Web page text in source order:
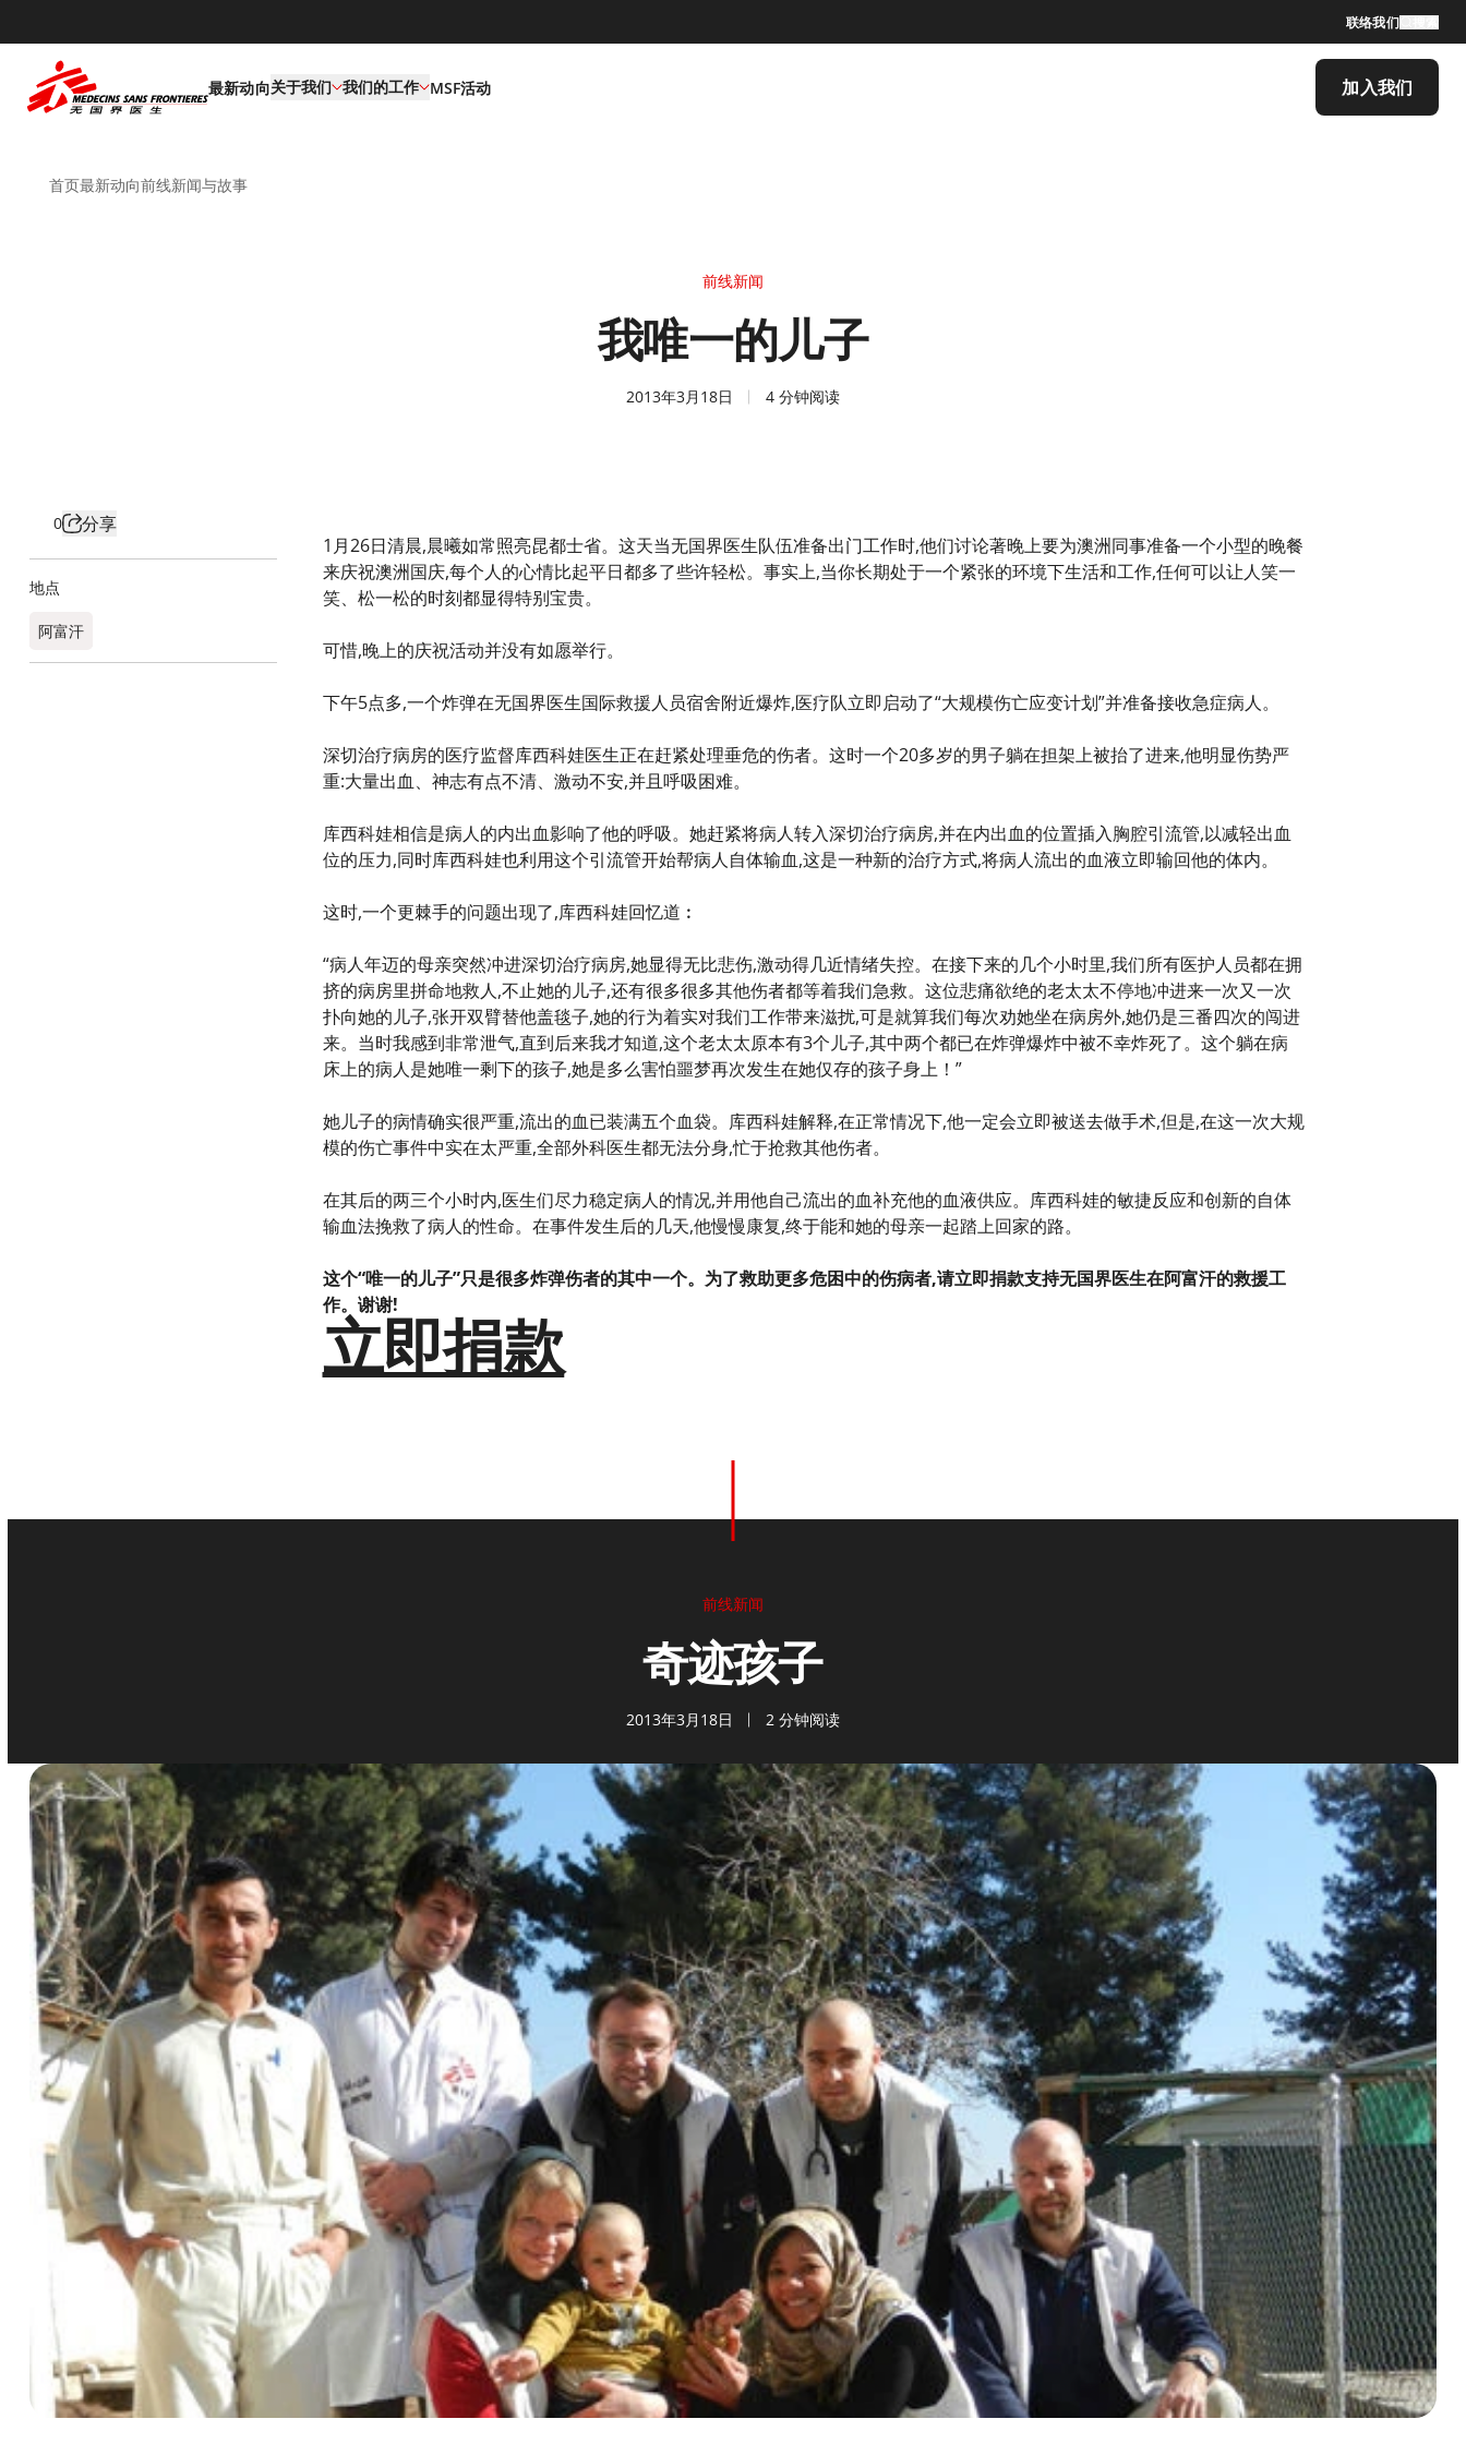
联络我们
最新动向关于我们 我们的工作 MSF活动 加入我们
首页最新动向前线新闻与故事
前线新闻
我唯一的儿子
2013年3月18日 4 分钟阅读
0 分享
地点
阿富汗
1月26日清晨,晨曦如常照亮昆都士省。这天当无国界医生队伍准备出门工作时,他们讨论著晚上要为澳洲同事准备一个小型的晚餐
来庆祝澳洲国庆,每个人的心情比起平日都多了些许轻松。事实上,当你长期处于一个紧张的环境下生活和工作,任何可以让人笑一
笑、松一松的时刻都显得特别宝贵。
可惜,晚上的庆祝活动并没有如愿举行。
下午5点多,一个炸弹在无国界医生国际救援人员宿舍附近爆炸,医疗队立即启动了“大规模伤亡应变计划”并准备接收急症病人。
深切治疗病房的医疗监督库西科娃医生正在赶紧处理垂危的伤者。这时一个20多岁的男子躺在担架上被抬了进来,他明显伤势严
重:大量出血、神志有点不清、激动不安,并且呼吸困难。
库西科娃相信是病人的内出血影响了他的呼吸。她赶紧将病人转入深切治疗病房,并在内出血的位置插入胸腔引流管,以减轻出血
位的压力,同时库西科娃也利用这个引流管开始帮病人自体输血,这是一种新的治疗方式,将病人流出的血液立即输回他的体内。
这时,一个更棘手的问题出现了,库西科娃回忆道︰
“病人年迈的母亲突然冲进深切治疗病房,她显得无比悲伤,激动得几近情绪失控。在接下来的几个小时里,我们所有医护人员都在拥
挤的病房里拼命地救人,不止她的儿子,还有很多很多其他伤者都等着我们急救。这位悲痛欲绝的老太太不停地冲进来一次又一次
扑向她的儿子,张开双臂替他盖毯子,她的行为着实对我们工作带来滋扰,可是就算我们每次劝她坐在病房外,她仍是三番四次的闯进
来。当时我感到非常泄气,直到后来我才知道,这个老太太原本有3个儿子,其中两个都已在炸弹爆炸中被不幸炸死了。这个躺在病
床上的病人是她唯一剩下的孩子,她是多么害怕噩梦再次发生在她仅存的孩子身上！”
她儿子的病情确实很严重,流出的血已装满五个血袋。库西科娃解释,在正常情况下,他一定会立即被送去做手术,但是,在这一次大规
模的伤亡事件中实在太严重,全部外科医生都无法分身,忙于抢救其他伤者。
在其后的两三个小时内,医生们尽力稳定病人的情况,并用他自己流出的血补充他的血液供应。库西科娃的敏捷反应和创新的自体
输血法挽救了病人的性命。在事件发生后的几天,他慢慢康复,终于能和她的母亲一起踏上回家的路。
这个“唯一的儿子”只是很多炸弹伤者的其中一个。为了救助更多危困中的伤病者,请立即捐款支持无国界医生在阿富汗的救援工
作。谢谢!
立即捐款
前线新闻
奇迹孩子
2013年3月18日 2 分钟阅读